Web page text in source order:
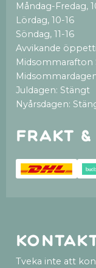
Måndag-Fredag,
Lördag, 10-16
Söndag, 11-16
Avvikande
Midsommarafton
Juldagen: Stängt
Nyårsdagen:
Frakt
Tveka inte att